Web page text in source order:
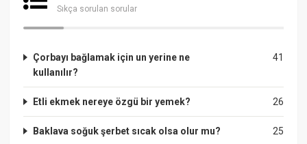
Sıkça sorulan sorular
41
Çorbayı bağlamak için un yerine ne
kullanılır?
26
Etli ekmek nereye özgü bir yemek?
25
Baklava soğuk şerbet sıcak olsa olur mu?